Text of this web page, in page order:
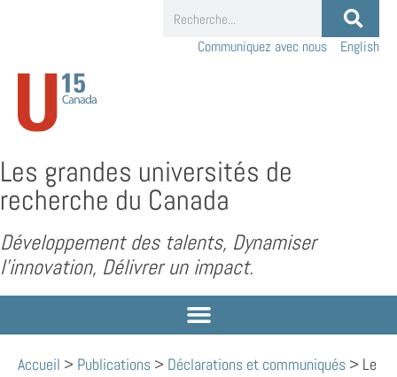
Communiquez avec nous English
Les grandes universités de
recherche du Canada
Développement des talents, Dynamiser
l’innovation, Délivrer un impact.
Accueil > Publications > Déclarations et communiqués > Le